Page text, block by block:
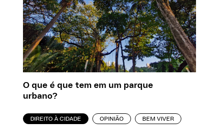
O que é que tem em um parque
urbano?
DIREITO À CIDADE OPINIÃO BEM VIVER